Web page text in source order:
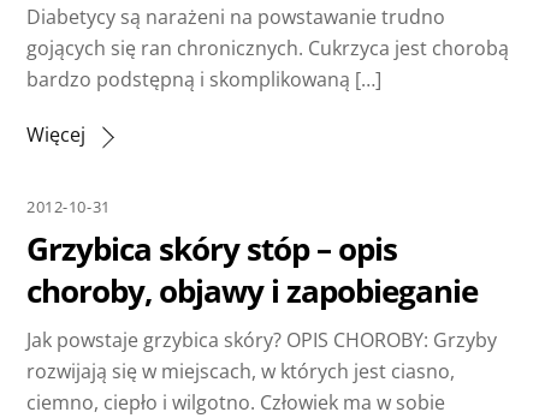
Diabetycy są narażeni na powstawanie trudno
gojących się ran chronicznych. Cukrzyca jest chorobą
bardzo podstępną i skomplikowaną […]
Więcej
2012-10-31
Grzybica skóry stóp – opis
choroby, objawy i zapobieganie
Jak powstaje grzybica skóry? OPIS CHOROBY: Grzyby
rozwijają się w miejscach, w których jest ciasno,
ciemno, ciepło i wilgotno. Człowiek ma w sobie